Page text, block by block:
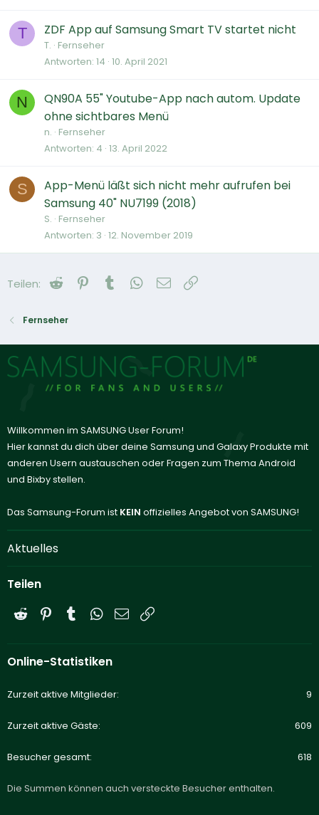
T ZDF App auf Samsung Smart TV startet nicht
T. Fernseher
Antworten 14 10. April 2021
N
QN90A 55" Youtube-App nach autom. Update
ohne sichtbares Menü
n. Fernseher
Antworten 4 13. April 2022
S
App-Menü läßt sich nicht mehr aufrufen bei
Samsung 40" NU7199 (2018)
S. Fernseher
Antworten 3 12. November 2019
Teilen: Reddit Pinterest
Tumblr WhatsApp
E-Mail
Fernseher
Willkommen im SAMSUNG User Forum!
Hier kannst du dich über deine Samsung und Galaxy Produkte mit
anderen Usern austauschen oder Fragen zum Thema Android
und Bixby stellen.
Das Samsung-Forum ist KEIN offizielles Angebot von SAMSUNG!
Aktuelles
Teilen
Reddit PinterestTumblrWhatsApp
E-Mail
Online-Statistiken
Zurzeit aktive Mitglieder 9
Zurzeit aktive Gäste 609
Besucher gesamt 618
Die Summen können auch versteckte Besucher enthalten.